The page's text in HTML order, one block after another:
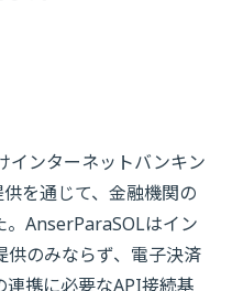
インターネットバンキン
を通じて、金融機関の
AnserParaSOLはイン
のみならず、電子決済
携に必要なAPI接続基